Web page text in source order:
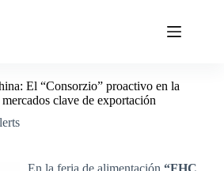
El “Consorzio” proactivo en la
clave de exportación
En la feria de alimentación “FHC